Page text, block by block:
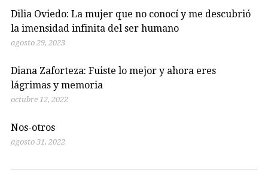
Dilia Oviedo: La mujer que no conocí y me descubrió
la imensidad infinita del ser humano
agosto 29, 2023
Diana Zaforteza: Fuiste lo mejor y ahora eres
lágrimas y memoria
octubre 12, 2022
Nos-otros
agosto 31, 2022